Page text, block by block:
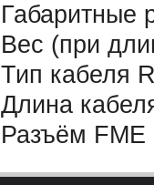
Габаритные
Вес (при
Тип кабеля
Длина
Разъём FME